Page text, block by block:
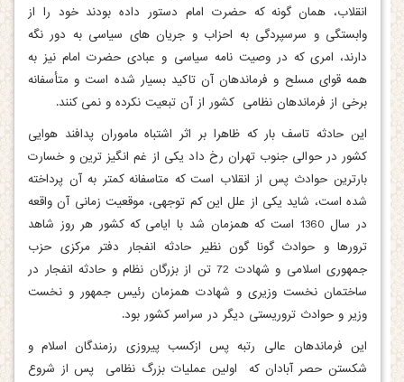
انقلاب، همان گونه که حضرت امام دستور داده بودند خود را از
وابستگی و سرسپردگی به احزاب و جریان های سیاسی به دور نگه
دارند، امری که در وصیت نامه سیاسی و عبادی حضرت امام نیز به
همه قوای مسلح و فرماندهان آن تاکید بسیار شده است و متأسفانه
برخی از فرماندهان نظامی کشور از آن تبعیت نکرده و نمی کنند.
این حادثه تاسف بار که ظاهرا بر اثر اشتباه ماموران پدافند هوایی
کشور در حوالی جنوب تهران رخ داد یکی از غم انگیز ترین و خسارت
بارترین حوادث پس از انقلاب است که متاسفانه کمتر به آن پرداخته
شده است، شاید یکی از علل این کم توجهی، موقعیت زمانی آن واقعه
در سال 1360 است که همزمان شد با ایامی که کشور هر روز شاهد
ترورها و حوادث گونا گون نظیر حادثه انفجار دفتر مرکزی حزب
جمهوری اسلامی و شهادت 72 تن از بزرگان نظام و حادثه انفجار در
ساختمان نخست وزیری و شهادت همزمان رئیس جمهور و نخست
وزیر و حوادث تروریستی دیگر در سراسر کشور بود.
این فرماندهان عالی رتبه پس ازکسب پیروزی رزمندگان اسلام و
شکستن حصر آبادان که اولین عملیات بزرگ نظامی پس از شروع